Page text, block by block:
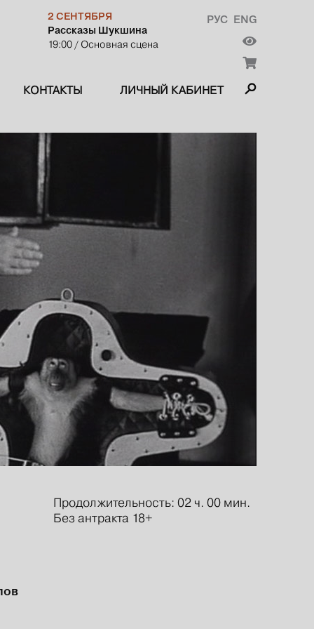
2 СЕНТЯБРЯ
Рассказы Шукшина
19:00 / Основная сцена
РУС ENG
КОНТАКТЫ ЛИЧНЫЙ КАБИНЕТ
Продолжительность: 02 ч. 00 мин.
Без антракта 18+